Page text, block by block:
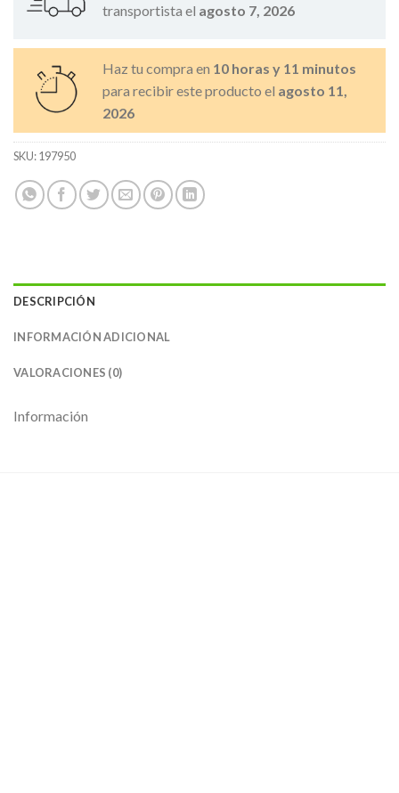
transportista el agosto 7, 2026
Haz tu compra en 10 horas y 11 minutos
para recibir este producto el agosto 11,
2026
SKU:197950
DESCRIPCIÓN
INFORMACIÓN ADICIONAL
VALORACIONES (0)
Información